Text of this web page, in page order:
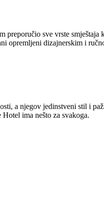
sve vrste smještaja
dizajnerskim i
a njegov jedinstveni stil i
ima nešto za svakoga.